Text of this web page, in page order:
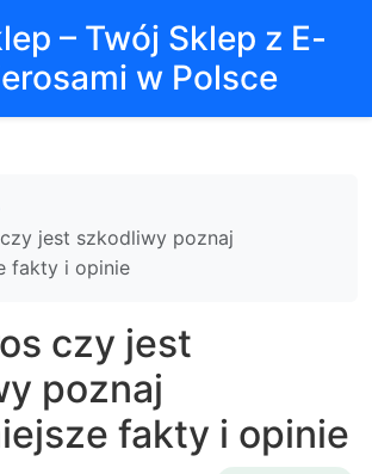
– Twój Sklep z E-
w Polsce
jest szkodliwy poznaj
fakty i opinie
czy jest
poznaj
fakty i opinie